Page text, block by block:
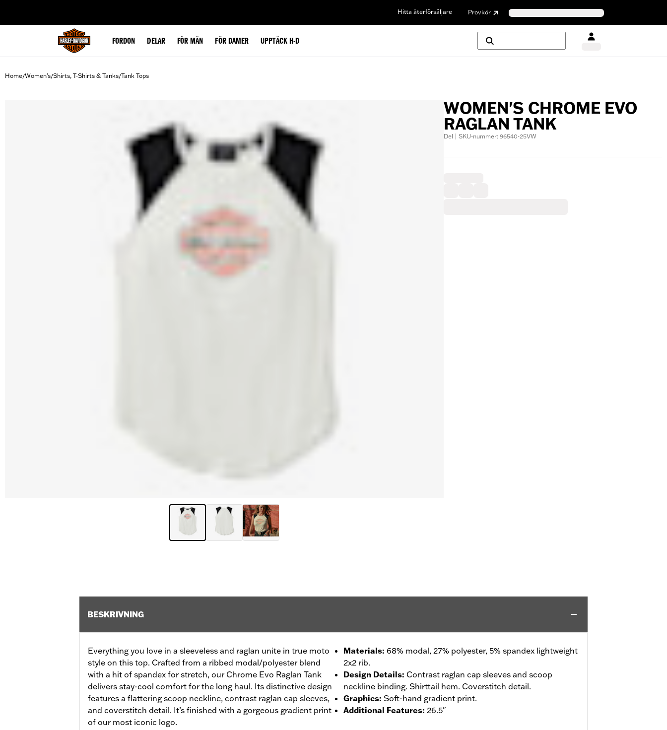
Hitta återförsäljare Provkör
FORDON DELAR FÖR MÄN FÖR DAMER UPPTÄCK H-D
Home/Women's/Shirts, T-Shirts & Tanks/Tank Tops
WOMEN'S CHROME EVO
RAGLAN TANK
Del | SKU-nummer: 96540-25VW
BESKRIVNING
Everything you love in a sleeveless and raglan unite in true moto
style on this top. Crafted from a ribbed modal/polyester blend
with a hit of spandex for stretch, our Chrome Evo Raglan Tank
delivers stay-cool comfort for the long haul. Its distinctive design
features a flattering scoop neckline, contrast raglan cap sleeves,
and coverstitch detail. It’s finished with a gorgeous gradient print
of our most iconic logo.
Materials: 68% modal, 27% polyester, 5% spandex lightweight
2x2 rib.
Design Details: Contrast raglan cap sleeves and scoop
neckline binding. Shirttail hem. Coverstitch detail.
Graphics: Soft-hand gradient print.
Additional Features: 26.5"